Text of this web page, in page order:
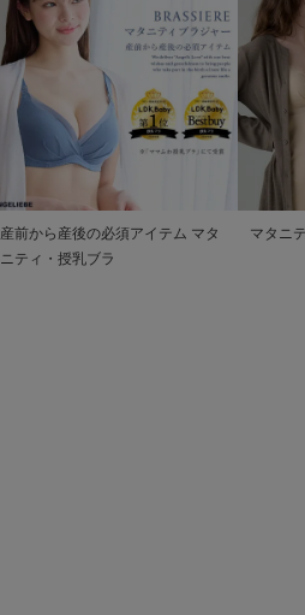
産前から産後の必須アイテム マタ
ニティ・授乳ブラ
マタニ